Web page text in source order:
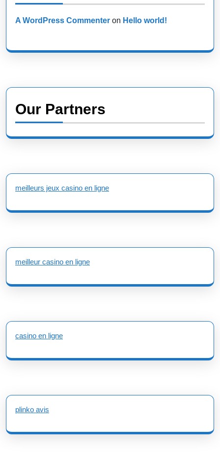
A WordPress Commenter on Hello world!
Our Partners
meilleurs jeux casino en ligne
meilleur casino en ligne
casino en ligne
plinko avis